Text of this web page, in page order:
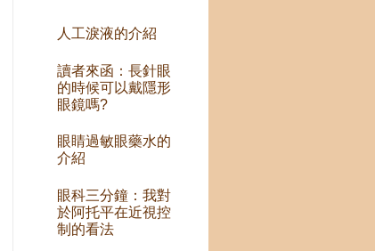
人工淚液的介紹
讀者來函：長針眼
的時候可以戴隱形
眼鏡嗎?
眼睛過敏眼藥水的
介紹
眼科三分鐘：我對
於阿托平在近視控
制的看法